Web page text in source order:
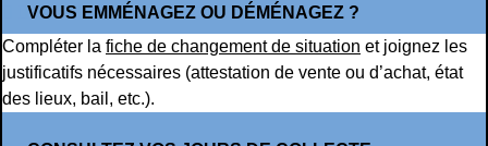
VOUS EMMÉNAGEZ OU DÉMÉNAGEZ ?
Compléter la fiche de changement de situation et joignez les
justificatifs nécessaires (attestation de vente ou d’achat, état
des lieux, bail, etc.).